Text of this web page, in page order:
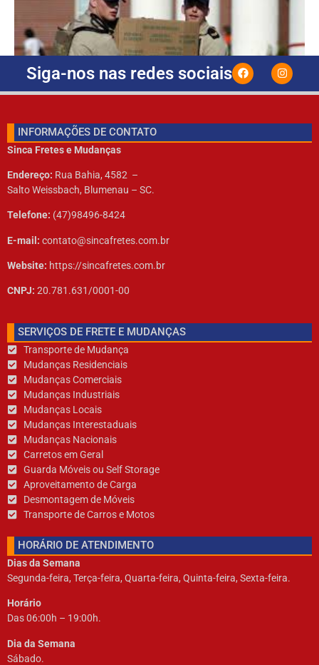
novembro 3, 2020 Nenhum comentário
Siga-nos nas redes sociais
INFORMAÇÕES DE CONTATO
Sinca Fretes e Mudanças
Endereço: Rua Bahia, 4582 –
Salto Weissbach, Blumenau – SC.
Telefone: (47)98496-8424
E-mail: contato@sincafretes.com.br
Website: https://sincafretes.com.br
CNPJ: 20.781.631/0001-00
SERVIÇOS DE FRETE E MUDANÇAS
Transporte de Mudança​
Mudanças Residenciais​
Mudanças Comerciais
Mudanças Industriais
Mudanças L ocais
Mudanças Interestaduais
Mudanças Nacionais
Carretos em Geral
Guarda Móveis ou Self Storage
Aproveitamento de Carga
Desmontagem de Móveis
Transporte de Carros e Motos
HORÁRIO DE ATENDIMENTO
Dias da Semana
Segunda-feira, Terça-feira, Quarta-feira, Quinta-feira, Sexta-feira.
Horário
Das 06:00h – 19:00h.
Dia da Semana
Sábado.